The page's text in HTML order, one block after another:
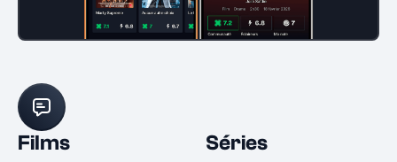
Films Séries